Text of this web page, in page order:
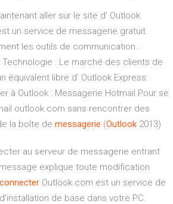
aller sur le site d’ Outlook.
un service de messagerie gratuit.
les outils de communication...
: Le marché des clients de
libre d’ Outlook Express:
à Outlook : Messagerie Hotmail.Pour se
outlook.com sans rencontrer des
la boîte de messagerie (Outlook 2013)
au serveur de messagerie entrant
explique toute modification
connecter Outlook.com est un service de
de base dans votre PC.